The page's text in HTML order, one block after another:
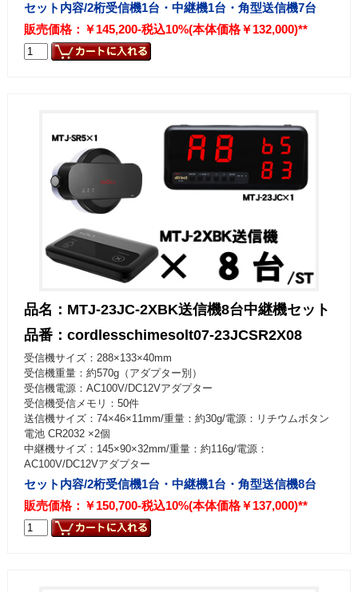
セット内容/2桁受信機1台・中継機1台・角型送信機7台
販売価格：￥145,200-税込10%(本体価格￥132,000)**
品名：MTJ-23JC-2XBK送信機8台中継機セット
品番：cordlesschimesolt07-23JCSR2X08
受信機サイズ：288×133×40mm
受信機重量：約570g（アダプター別）
受信機電源：AC100V/DC12Vアダプター
受信機受信メモリ：50件
送信機サイズ：74×46×11mm/重量：約30g/電源：リチウムボタン
電池 CR2032 ×2個
中継機サイズ：145×90×32mm/重量：約116g/電源：
AC100V/DC12Vアダプター
セット内容/2桁受信機1台・中継機1台・角型送信機8台
販売価格：￥150,700-税込10%(本体価格￥137,000)**